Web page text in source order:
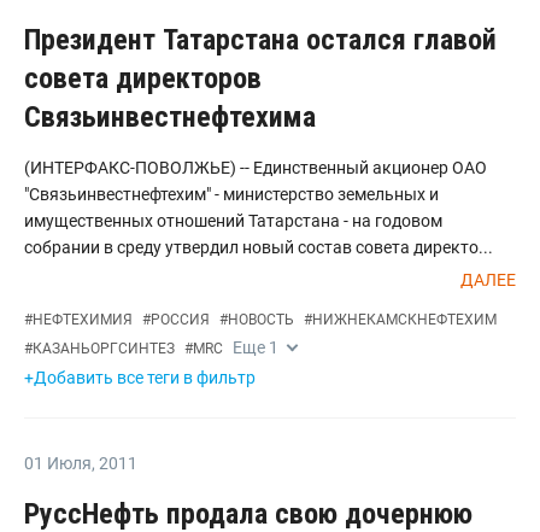
Президент Татарстана остался главой
совета директоров
Связьинвестнефтехима
(ИНТЕРФАКС-ПОВОЛЖЬЕ) -- Единственный акционер ОАО
"Связьинвестнефтехим" - министерство земельных и
имущественных отношений Татарстана - на годовом
собрании в среду утвердил новый состав совета директо...
ДАЛЕЕ
#НЕФТЕХИМИЯ #РОССИЯ #НОВОСТЬ #НИЖНЕКАМСКНЕФТЕХИМ
#КАЗАНЬОРГСИНТЕЗ #MRC Еще 1
+Добавить все теги в фильтр
01 Июля, 2011
РуссНефть продала свою дочернюю